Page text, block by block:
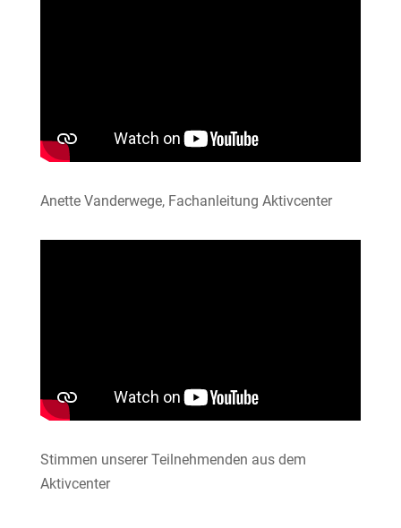
Anette Vanderwege, Fachanleitung Aktivcenter
Stimmen unserer Teilnehmenden aus dem
Aktivcenter